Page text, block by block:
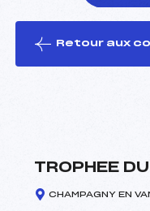
le ski
Retour aux
TROPHEE
CHAMPAGNY EN